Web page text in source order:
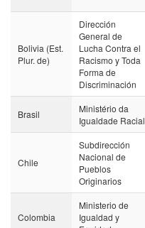
Bolivia (Est.
Plur. de)
Dirección
General de
Lucha Contra el
Racismo y Toda
Forma de
Discriminación
Brasil
Ministério da
Igualdade Racial
Chile
Subdirección
Nacional de
Pueblos
Originarios
Colombia
Ministerio de
Igualdad y